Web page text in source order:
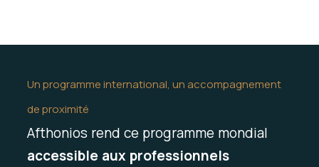
Un programme international, un accompagnement
de proximité
Afthonios rend ce programme mondial
accessible aux professionnels